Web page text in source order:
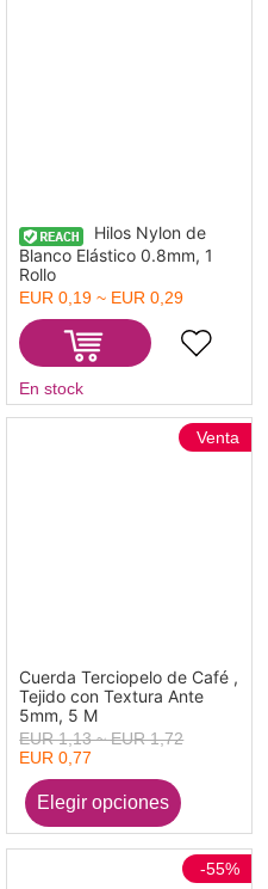
Hilos Nylon de
Blanco Elástico 0.8mm, 1
Rollo
EUR 0,19 ~ EUR 0,29
En stock
Cuerda Terciopelo de Café ,
Tejido con Textura Ante
5mm, 5 M
Venta
EUR 1,13 ~ EUR 1,72
EUR 0,77
-55%